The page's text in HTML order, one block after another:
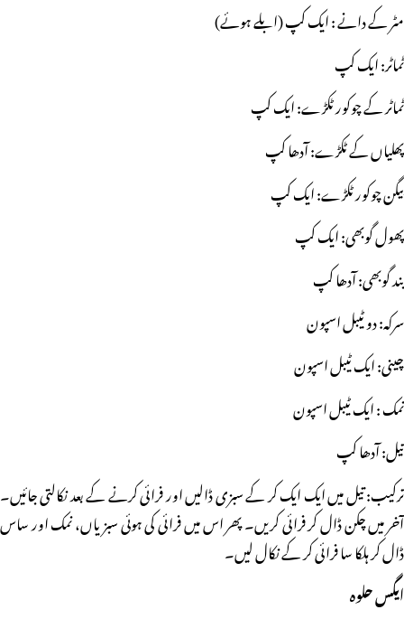
مٹر کے دانے : ایک کپ (ابلے ہوئے)
ٹماٹر: ایک کپ
ٹماٹر کے چوکور ٹکڑے: ایک کپ
پھلیاں کے ٹکڑے: آدھا کپ
بیگن چوکور ٹکڑے: ایک کپ
پھول گوبھی: ایک کپ
بند گوبھی: آدھا کپ
سرکہ: دو ٹیبل اسپون
چینی: ایک ٹیبل اسپون
نمک : ایک ٹیبل اسپون
تیل: آدھا کپ
ترکیب: تیل میں ایک ایک کر کے سبزی ڈالیں اور فرائی کرنے کے بعد نکالتی جائیں۔
آخر میں چکن ڈال کر فرائی کریں۔ پھر اس میں فرائی کی ہوئی سبزیاں، نمک اور ساس
ڈال کر ہلکا سا فرائی کر کے نکال لیں۔
ایگس حلوہ